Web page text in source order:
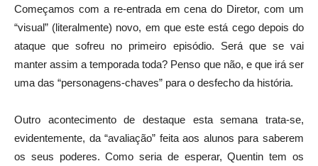
Começamos com a re-entrada em cena do Diretor, com um
“visual” (literalmente) novo, em que este está cego depois do
ataque que sofreu no primeiro episódio. Será que se vai
manter assim a temporada toda? Penso que não, e que irá ser
uma das “personagens-chaves” para o desfecho da história.
Outro acontecimento de destaque esta semana trata-se,
evidentemente, da “avaliação” feita aos alunos para saberem
os seus poderes. Como seria de esperar, Quentin tem os